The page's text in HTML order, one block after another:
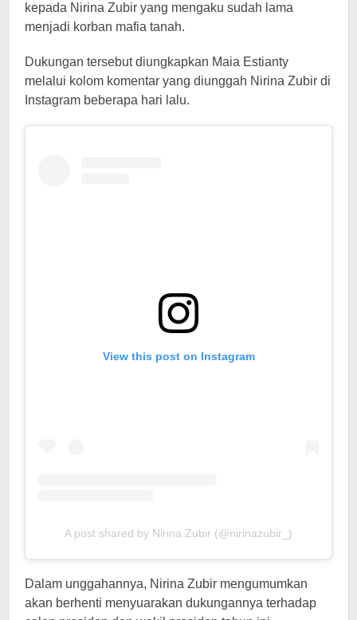
kepada Nirina Zubir yang mengaku sudah lama
menjadi korban mafia tanah.
Dukungan tersebut diungkapkan Maia Estianty
melalui kolom komentar yang diunggah Nirina Zubir di
Instagram beberapa hari lalu.
View this post on Instagram
A post shared by Nirina Zubir (@nirinazubir_)
Dalam unggahannya, Nirina Zubir mengumumkan
akan berhenti menyuarakan dukungannya terhadap